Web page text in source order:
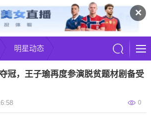
✕
明星动态
冠，王子瑜再度参演脱贫题材剧备受
0